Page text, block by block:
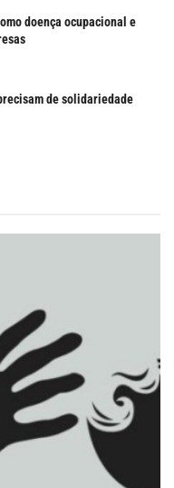
doença ocupacional e
de solidariedade